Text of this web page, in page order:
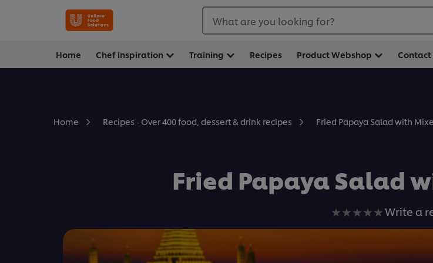
What are you looking for?
Home Chef inspiration Training Recipes Product Webshop Contact
Home Recipes - Over 400 food, dessert & drink recipes Fried Papaya Salad with
Fried Papaya Salad
No
for
Write a